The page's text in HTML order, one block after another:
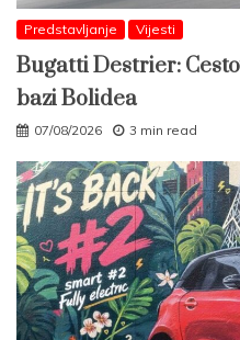
Predstavljanje Vijesti
Bugatti Destrier:
bazi Bolidea
07/08/2026 3 min read